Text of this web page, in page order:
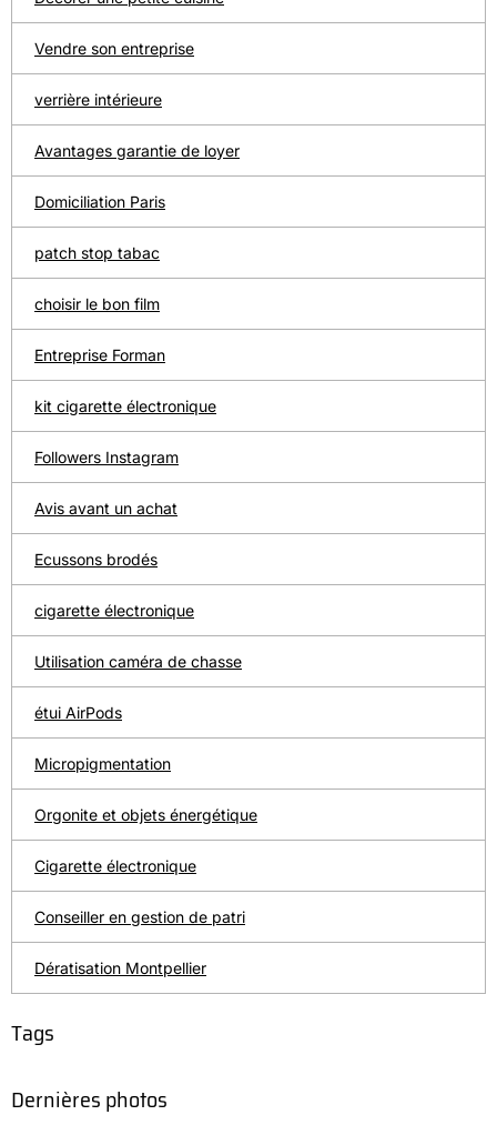
Vendre son entreprise
verrière intérieure
Avantages garantie de loyer
Domiciliation Paris
patch stop tabac
choisir le bon film
Entreprise Forman
kit cigarette électronique
Followers Instagram
Avis avant un achat
Ecussons brodés
cigarette électronique
Utilisation caméra de chasse
étui AirPods
Micropigmentation
Orgonite et objets énergétique
Cigarette électronique
Conseiller en gestion de patri
Dératisation Montpellier
Tags
Dernières photos